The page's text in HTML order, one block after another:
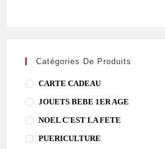
Catégories De Produits
CARTE CADEAU
JOUETS BEBE 1ER AGE
NOEL C'EST LA FETE
PUERICULTURE